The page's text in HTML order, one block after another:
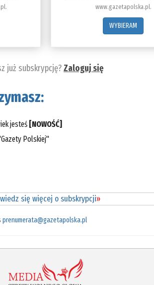
www.gazetapolska.pl.
WYBIERAM
już subskrypcję?Zaloguj się
jesteś [NOWOŚĆ]
Polskiej"
się więcej o subskrypcji»
prenumerata@gazetapolska.pl